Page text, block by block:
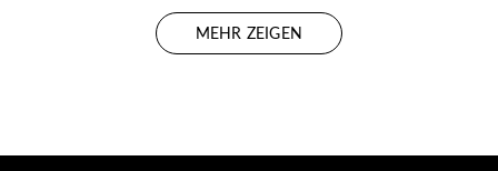
MEHR ZEIGEN